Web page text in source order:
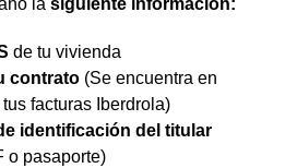
la siguiente información:
de tu vivienda
contrato (Se encuentra en
facturas Iberdrola)
identificación del titular
o pasaporte)